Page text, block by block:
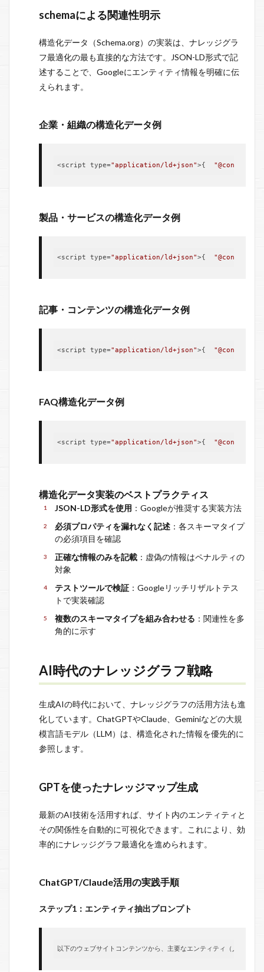
schemaによる関連性明示
構造化データ（Schema.org）の実装は、ナレッジグラ
フ最適化の最も直接的な方法です。JSON-LD形式で記
述することで、Googleにエンティティ情報を明確に伝
えられます。
企業・組織の構造化データ例
<script type="application/ld+json">{ "@context"
製品・サービスの構造化データ例
<script type="application/ld+json">{ "@context"
記事・コンテンツの構造化データ例
<script type="application/ld+json">{ "@context"
FAQ構造化データ例
<script type="application/ld+json">{ "@context"
構造化データ実装のベストプラクティス
JSON-LD形式を使用 ：Googleが推奨する実装方法
必須プロパティを漏れなく記述 ：各スキーマタイプ
の必須項目を確認
正確な情報のみを記載 ：虚偽の情報はペナルティの
対象
テストツールで検証 ：Googleリッチリザルトテス
トで実装確認
複数のスキーマタイプを組み合わせる ：関連性を多
角的に示す
AI時代のナレッジグラフ戦略
生成AIの時代において、ナレッジグラフの活用方法も進
化しています。ChatGPTやClaude、Geminiなどの大規
模言語モデル（LLM）は、構造化された情報を優先的に
参照します。
GPTを使ったナレッジマップ生成
最新のAI技術を活用すれば、サイト内のエンティティと
その関係性を自動的に可視化できます。これにより、効
率的にナレッジグラフ最適化を進められます。
ChatGPT/Claude活用の実践手順
ステップ1：エンティティ抽出プロンプト
以下のウェブサイトコンテンツから、主要なエンティティ（人物、